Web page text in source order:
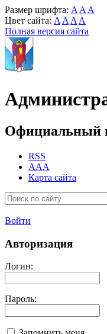
Размер шрифта: A A A
Цвет сайта: A A A A
Полная версия сайта
Официальный
RSS
AAA
Карта сайта
Войти
Авторизация
Логин:
Пароль: